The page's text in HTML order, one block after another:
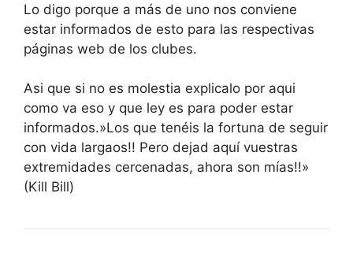
Lo digo porque a más de uno nos conviene
estar informados de esto para las respectivas
páginas web de los clubes.
Asi que si no es molestia explicalo por aqui
como va eso y que ley es para poder estar
informados.»Los que tenéis la fortuna de seguir
con vida largaos!! Pero dejad aquí vuestras
extremidades cercenadas, ahora son mías!!»
(Kill Bill)